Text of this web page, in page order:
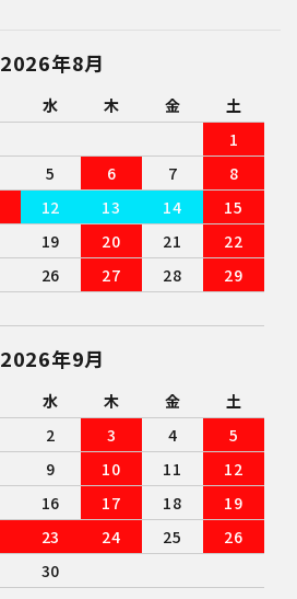
2026年8月
水 木 金
土
1
5 6 7
8
12 13 14
15
19 20 21
22
26 27 28
29
2026年9月
水 木 金
土
2 3 4
5
9 10 11
12
16 17 18
19
23 24 25
26
30